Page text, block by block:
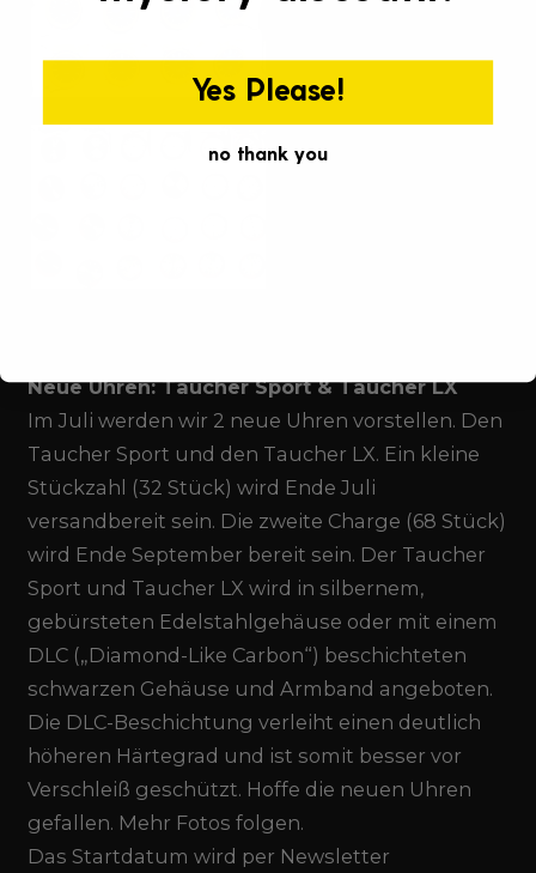
Neue Uhren: Taucher Sport & Taucher LX
Im Juli werden wir 2 neue Uhren vorstellen. Den
Taucher Sport und den Taucher LX. Ein kleine
Stückzahl (32 Stück) wird Ende Juli
versandbereit sein. Die zweite Charge (68 Stück)
wird Ende September bereit sein. Der Taucher
Sport und Taucher LX wird in silbernem,
gebürsteten Edelstahlgehäuse oder mit einem
DLC („Diamond-Like Carbon“) beschichteten
schwarzen Gehäuse und Armband angeboten.
Die DLC-Beschichtung verleiht einen deutlich
höheren Härtegrad und ist somit besser vor
Verschleiß geschützt. Hoffe die neuen Uhren
gefallen. Mehr Fotos folgen.
Das Startdatum wird per Newsletter
Yes Please!
no thank you